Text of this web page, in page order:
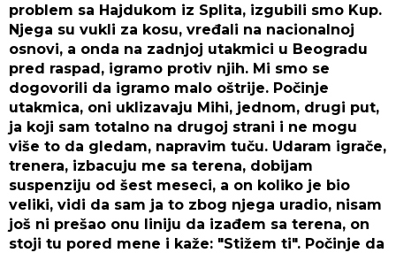
problem sa Hajdukom iz Splita, izgubili smo Kup.
Njega su vukli za kosu, vređali na nacionalnoj
osnovi, a onda na zadnjoj utakmici u Beogradu
pred raspad, igramo protiv njih. Mi smo se
dogovorili da igramo malo oštrije. Počinje
utakmica, oni uklizavaju Mihi, jednom, drugi put,
ja koji sam totalno na drugoj strani i ne mogu
više to da gledam, napravim tuču. Udaram igrače,
trenera, izbacuju me sa terena, dobijam
suspenziju od šest meseci, a on koliko je bio
veliki, vidi da sam ja to zbog njega uradio, nisam
još ni prešao onu liniju da izađem sa terena, on
stoji tu pored mene i kaže: "Stižem ti". Počinje da